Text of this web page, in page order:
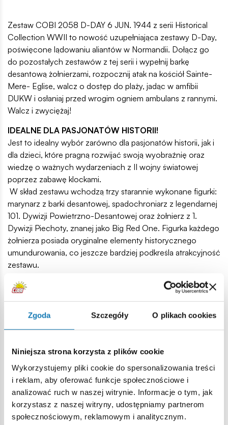
Zgoda Szczegóły O plikach cookies
Niniejsza strona korzysta z plików cookie
Wykorzystujemy pliki cookie do spersonalizowania treści
i reklam, aby oferować funkcje społecznościowe i
analizować ruch w naszej witrynie. Informacje o tym, jak
korzystasz z naszej witryny, udostępniamy partnerom
społecznościowym, reklamowym i analitycznym.
Zestaw COBI 2058 D-DAY 6 JUN. 1944 z serii Historical
Collection WWII to nowość uzupełniająca zestawy D-Day,
poświęcone lądowaniu aliantów w Normandii. Dołącz go
do pozostałych zestawów z tej serii i wypełnij barkę
desantową żołnierzami, rozpocznij atak na kościół Sainte-
Mere- Eglise, walcz o dostęp do plaży, jadąc w amfibii
DUKW i osłaniaj przed wrogim ogniem ambulans z rannymi.
Walcz i zwyciężaj!
IDEALNE DLA PASJONATÓW HISTORII!
Jest to idealny wybór zarówno dla pasjonatów historii, jak i
dla dzieci, które pragną rozwijać swoją wyobraźnię oraz
wiedzę o ważnych wydarzeniach z II wojny światowej
poprzez zabawę klockami.
W skład zestawu wchodzą trzy starannie wykonane figurki:
marynarz z barki desantowej, spadochroniarz z legendarnej
101. Dywizji Powietrzno-Desantowej oraz żołnierz z 1.
Dywizji Piechoty, znanej jako Big Red One. Figurka każdego
żołnierza posiada oryginalne elementy historycznego
umundurowania, co jeszcze bardziej podkreśla atrakcyjność
zestawu.
AKCESORIA Z EPOKI